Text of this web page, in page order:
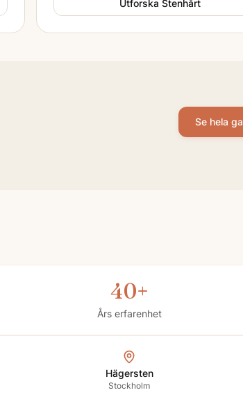
Utforska Stenhårt
Se hela
40+
Års erfarenhet
Hägersten
Stockholm